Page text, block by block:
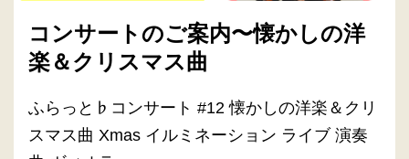
コンサートのご案内〜懐かしの洋
楽＆クリスマス曲
ふらっと♭コンサート #12 懐かしの洋楽＆クリ
スマス曲 Xmas イルミネーション ライブ 演奏